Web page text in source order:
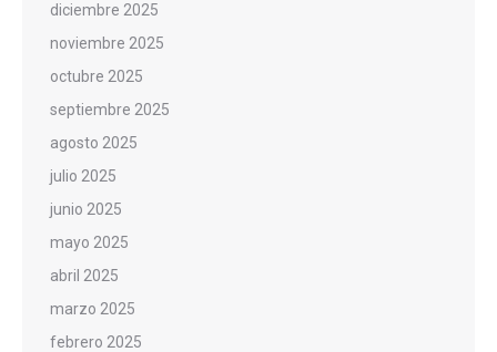
diciembre 2025
noviembre 2025
octubre 2025
septiembre 2025
agosto 2025
julio 2025
junio 2025
mayo 2025
abril 2025
marzo 2025
febrero 2025